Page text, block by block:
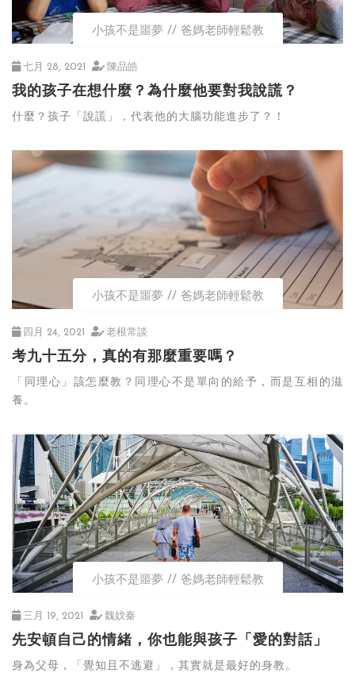
小孩不是噩夢 爸媽老師輕鬆教
七月 28, 2021 陳品皓
我的孩子在想什麼？為什麼他要對我說謊？
什麼？孩子「說謊」，代表他的大腦功能進步了？！
小孩不是噩夢 爸媽老師輕鬆教
四月 24, 2021 老根常談
考九十五分，真的有那麼重要嗎？
「同理心」該怎麼教？同理心不是單向的給予，而是互相的滋
養。
小孩不是噩夢 爸媽老師輕鬆教
三月 19, 2021 魏妏秦
先安頓自己的情緒，你也能與孩子「愛的對話」
身為父母，「覺知且不逃避」，其實就是最好的身教。